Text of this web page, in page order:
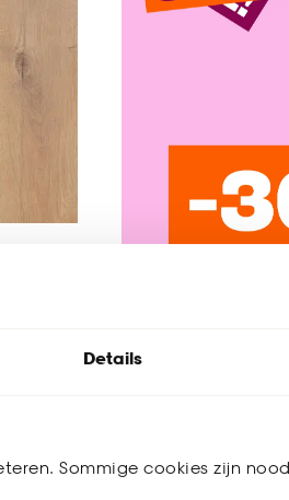
Details
Sommige cookies zijn